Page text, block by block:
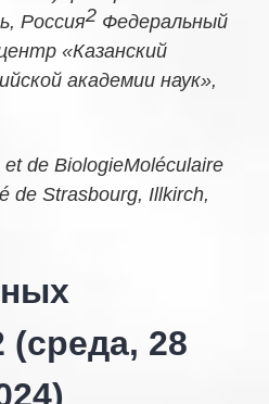
Россия2 Федеральный
«Казанский
академии наук»,
de BiologieMoléculaire
de Strasbourg, Illkirch,
(среда, 28